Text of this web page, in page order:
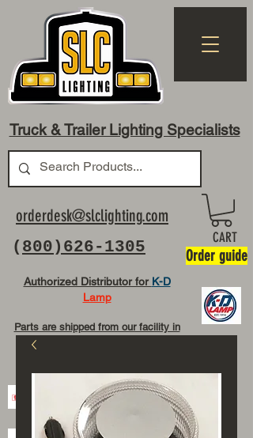
Truck & Trailer Lighting Specialists
( 800)626-1305
orderdesk@slclighting.com
Authorized Distributor for K-D
Lamp
Parts are shipped from our facility in
CART
Order guide